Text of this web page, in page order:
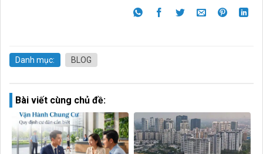
Danh mục: BLOG
Bài viết cùng chủ đề: